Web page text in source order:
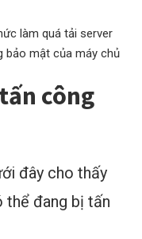
làm quá tải server
bảo mật của máy chủ
công
đây cho thấy
đang bị tấn